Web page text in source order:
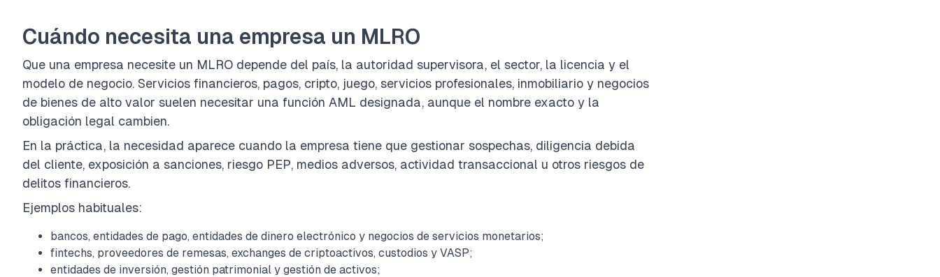
Cuándo necesita una empresa un MLRO
Que una empresa necesite un MLRO depende del país, la autoridad supervisora, el sector, la licencia y el
modelo de negocio. Servicios financieros, pagos, cripto, juego, servicios profesionales, inmobiliario y negocios
de bienes de alto valor suelen necesitar una función AML designada, aunque el nombre exacto y la
obligación legal cambien.
En la práctica, la necesidad aparece cuando la empresa tiene que gestionar sospechas, diligencia debida
del cliente, exposición a sanciones, riesgo PEP, medios adversos, actividad transaccional u otros riesgos de
delitos financieros.
Ejemplos habituales:
bancos, entidades de pago, entidades de dinero electrónico y negocios de servicios monetarios;
fintechs, proveedores de remesas, exchanges de criptoactivos, custodios y VASP;
entidades de inversión, gestión patrimonial y gestión de activos;